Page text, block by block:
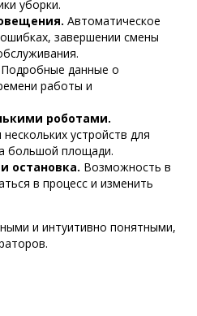
уборки.
Автоматическое
завершении смены
Подробные данные о
работы и
роботами.
устройств для
большой площади.
остановка. Возможность в
в процесс и изменить
и интуитивно понятными,